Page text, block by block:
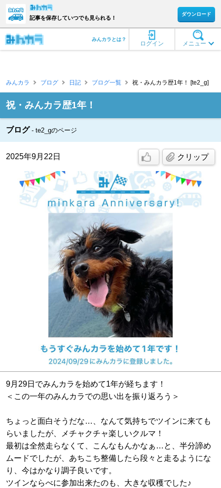
記事を保存していつでも見られる！
ダウンロード
メニュー
ログイン
みんカラとは？
みんカラ ブログ 日記 ブログ一覧 祝・みんカラ歴1年！ [te2_g]
祝・みんカラ歴1年！
ブログ te2_gのページ
2025年9月22日 クリップ
9月29日でみんカラを始めて1年が経ちます！
＜この一年のみんカラでの思い出を振り返ろう＞
ちょっと面白そうだな…、なんて気持ちでツインに来ても
らいましたが、メチャクチャ楽しいクルマ！
最初は全然走らなくて、こんなもんかなぁ…と、半分諦め
ムードでしたが、あちこち整備したら段々と走るようにな
り、今はかなり調子良いです。
ツインならべに参加出来たのも、大きな収穫でした♪